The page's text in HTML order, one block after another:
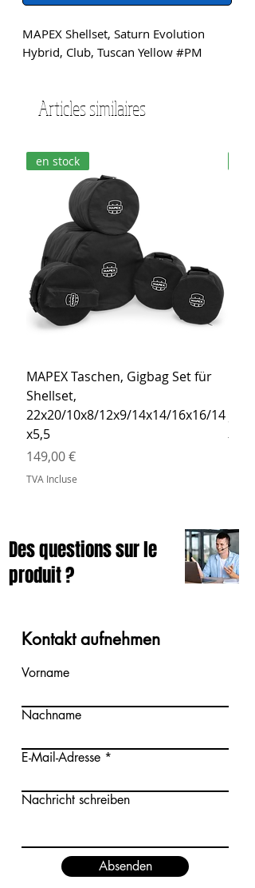
MAPEX Shellset, Saturn Evolution
Hybrid, Club, Tuscan Yellow #PM
Articles similaires
en stock
MAPEX Taschen, Gigbag Set für
Shellset,
22x20/10x8/12x9/14x14/16x16/14
x5,5
Prix
149,00 €
TVA Incluse
Prix
TVA
Des questions sur le
produit ?
Kontakt aufnehmen
Vorname
Nachname
E-Mail-Adresse
Nachricht schreiben
Absenden